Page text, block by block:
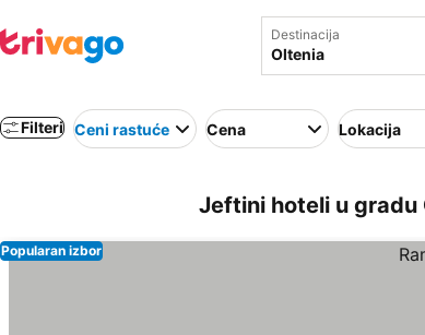
Destinacija
Filteri Ceni rastuće Cena Lokacija
Jeftini hoteli u gradu
Popularan izbor